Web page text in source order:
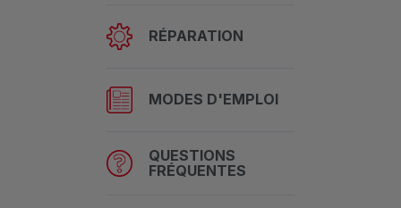
RÉPARATION
MODES D'EMPLOI
QUESTIONS
FRÉQUENTES